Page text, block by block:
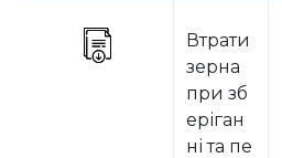
Втрати
зерна
при зб
еріган
ні та пе